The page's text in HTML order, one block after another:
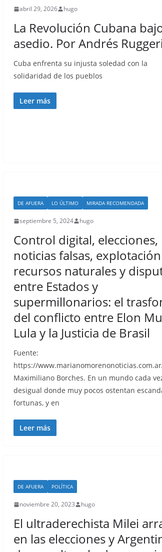
abril 29, 2026 hugo
La Revolución Cubana
asedio. Por Andrés
Cuba enfrenta su injusta soledad con la
solidaridad de los pueblos
Leer más
DE AFUERA LO ÚLTIMO MIRADA RECOMENDADA
septiembre 5, 2024 hugo
Control digital, elecciones,
noticias falsas,
recursos naturales y
entre Estados y
supermillonarios: el
del conflicto entre Elon
Lula y la Justicia de Brasil
Fuente:
https://
Maximiliano Borches. En un mundo cada
desigual donde muy pocos ostentan
fortunas, y en
Leer más
DE AFUERA POLÍTICA
noviembre 20, 2023 hugo
El ultraderechista Milei
en las elecciones y